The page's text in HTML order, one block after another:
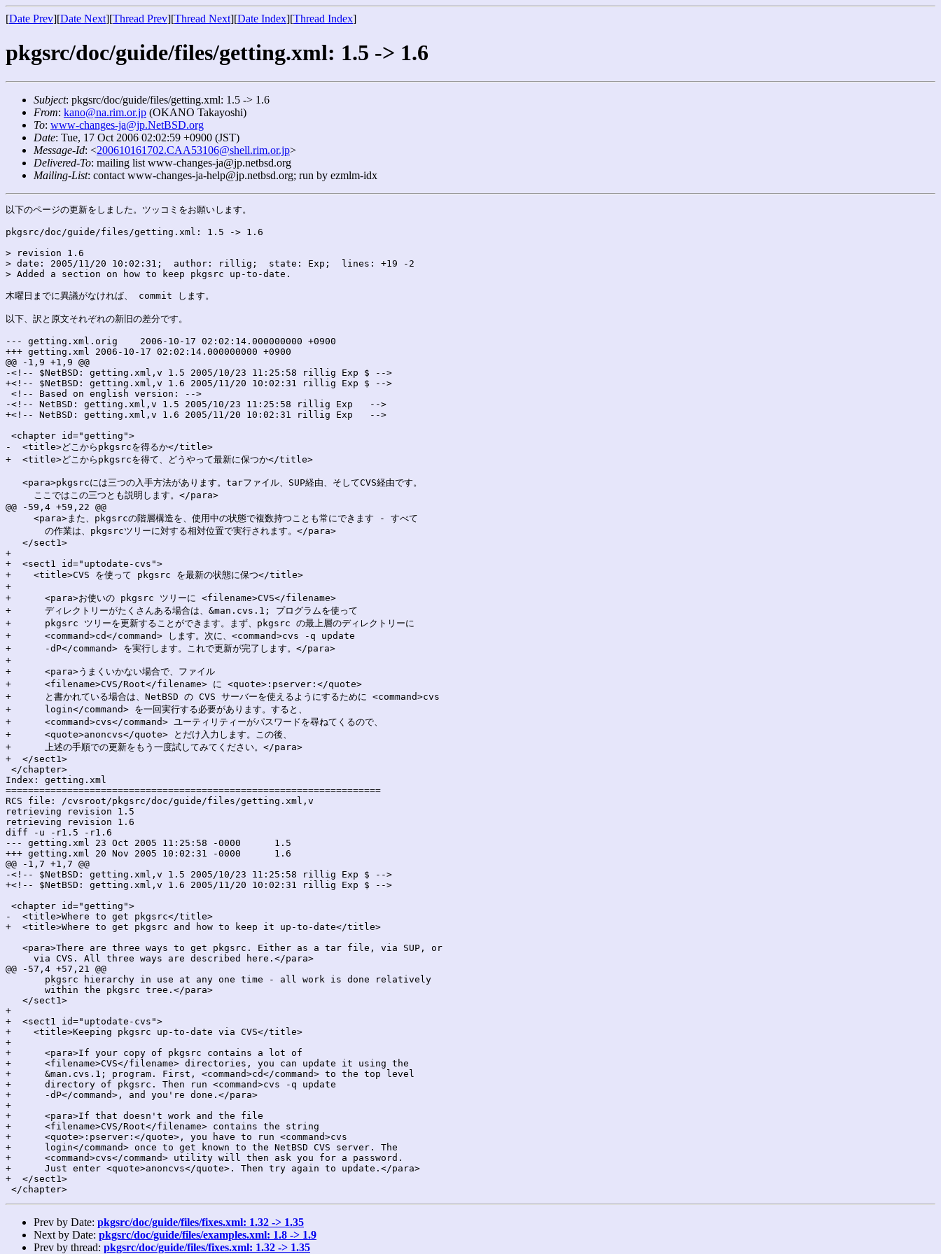
[Date Prev][Date Next][Thread Prev][Thread Next][Date Index][Thread Index]
pkgsrc/doc/guide/files/getting.xml: 1.5 -> 1.6
Subject: pkgsrc/doc/guide/files/getting.xml: 1.5 -> 1.6
From: kano@na.rim.or.jp (OKANO Takayoshi)
To: www-changes-ja@jp.NetBSD.org
Date: Tue, 17 Oct 2006 02:02:59 +0900 (JST)
Message-Id: <200610161702.CAA53106@shell.rim.or.jp>
Delivered-To: mailing list www-changes-ja@jp.netbsd.org
Mailing-List: contact www-changes-ja-help@jp.netbsd.org; run by ezmlm-idx
以下のページの更新をしました。ツッコミをお願いします。
pkgsrc/doc/guide/files/getting.xml: 1.5 -> 1.6
> revision 1.6
> date: 2005/11/20 10:02:31;  author: rillig;  state: Exp;  lines: +19 -2
> Added a section on how to keep pkgsrc up-to-date.
木曜日までに異議がなければ、 commit します。
以下、訳と原文それぞれの新旧の差分です。
--- getting.xml.orig	2006-10-17 02:02:14.000000000 +0900
+++ getting.xml	2006-10-17 02:02:14.000000000 +0900
@@ -1,9 +1,9 @@
-<!-- $NetBSD: getting.xml,v 1.5 2005/10/23 11:25:58 rillig Exp $ -->
+<!-- $NetBSD: getting.xml,v 1.6 2005/11/20 10:02:31 rillig Exp $ -->
<!-- Based on english version: -->
-<!-- NetBSD: getting.xml,v 1.5 2005/10/23 11:25:58 rillig Exp   -->
+<!-- NetBSD: getting.xml,v 1.6 2005/11/20 10:02:31 rillig Exp   -->
<chapter id="getting">
-  <title>どこからpkgsrcを得るか</title>
+  <title>どこからpkgsrcを得て、どうやって最新に保つか</title>
   <para>pkgsrcには三つの入手方法があります。tarファイル、SUP経由、そしてCVS経由です。
     ここではこの三つとも説明します。</para>
@@ -59,4 +59,22 @@
     <para>また、pkgsrcの階層構造を、使用中の状態で複数持つことも常にできます - すべて
       の作業は、pkgsrcツリーに対する相対位置で実行されます。</para>
   </sect1>
+
+  <sect1 id="uptodate-cvs">
+    <title>CVS を使って pkgsrc を最新の状態に保つ</title>
+
+      <para>お使いの pkgsrc ツリーに <filename>CVS</filename>
+      ディレクトリーがたくさんある場合は、&man.cvs.1; プログラムを使って
+      pkgsrc ツリーを更新することができます。まず、pkgsrc の最上層のディレクトリーに
+      <command>cd</command> します。次に、<command>cvs -q update
+      -dP</command> を実行します。これで更新が完了します。</para>
+
+      <para>うまくいかない場合で、ファイル
+      <filename>CVS/Root</filename> に <quote>:pserver:</quote>
+      と書かれている場合は、NetBSD の CVS サーバーを使えるようにするために <command>cvs
+      login</command> を一回実行する必要があります。すると、
+      <command>cvs</command> ユーティリティーがパスワードを尋ねてくるので、
+      <quote>anoncvs</quote> とだけ入力します。この後、
+      上述の手順での更新をもう一度試してみてください。</para>
+  </sect1>
</chapter>
Index: getting.xml
===================================================================
RCS file: /cvsroot/pkgsrc/doc/guide/files/getting.xml,v
retrieving revision 1.5
retrieving revision 1.6
diff -u -r1.5 -r1.6
--- getting.xml	23 Oct 2005 11:25:58 -0000	1.5
+++ getting.xml	20 Nov 2005 10:02:31 -0000	1.6
@@ -1,7 +1,7 @@
-<!-- $NetBSD: getting.xml,v 1.5 2005/10/23 11:25:58 rillig Exp $ -->
+<!-- $NetBSD: getting.xml,v 1.6 2005/11/20 10:02:31 rillig Exp $ -->
<chapter id="getting">
-  <title>Where to get pkgsrc</title>
+  <title>Where to get pkgsrc and how to keep it up-to-date</title>
   <para>There are three ways to get pkgsrc. Either as a tar file, via SUP, or
     via CVS. All three ways are described here.</para>
@@ -57,4 +57,21 @@
       pkgsrc hierarchy in use at any one time - all work is done relatively
       within the pkgsrc tree.</para>
   </sect1>
+
+  <sect1 id="uptodate-cvs">
+    <title>Keeping pkgsrc up-to-date via CVS</title>
+
+      <para>If your copy of pkgsrc contains a lot of
+      <filename>CVS</filename> directories, you can update it using the
+      &man.cvs.1; program. First, <command>cd</command> to the top level
+      directory of pkgsrc. Then run <command>cvs -q update
+      -dP</command>, and you're done.</para>
+
+      <para>If that doesn't work and the file
+      <filename>CVS/Root</filename> contains the string
+      <quote>:pserver:</quote>, you have to run <command>cvs
+      login</command> once to get known to the NetBSD CVS server. The
+      <command>cvs</command> utility will then ask you for a password.
+      Just enter <quote>anoncvs</quote>. Then try again to update.</para>
+  </sect1>
Prev by Date: pkgsrc/doc/guide/files/fixes.xml: 1.32 -> 1.35
Next by Date: pkgsrc/doc/guide/files/examples.xml: 1.8 -> 1.9
Prev by thread: pkgsrc/doc/guide/files/fixes.xml: 1.32 -> 1.35